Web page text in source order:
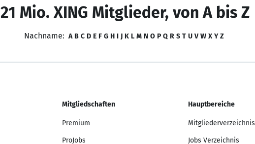
21 Mio. XING Mitglieder, von A bis Z
Nachname: A B C D E F G H I J K L M N O P Q R S T U V W X Y Z
Mitgliedschaften
Premium
ProJobs
Hauptbereiche
Mitgliederverzeichnis
Jobs Verzeichnis